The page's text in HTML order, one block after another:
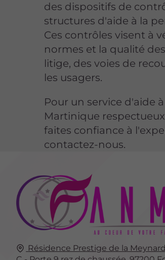
des dispositifs de
structures d'aide à la
Ces contrôles visent à
normes et la qualité
litige, des voies de
les usagers.
Pour un service d'aide
Martinique
faites confiance à
contactez-nous.
Résidence Prestige de la